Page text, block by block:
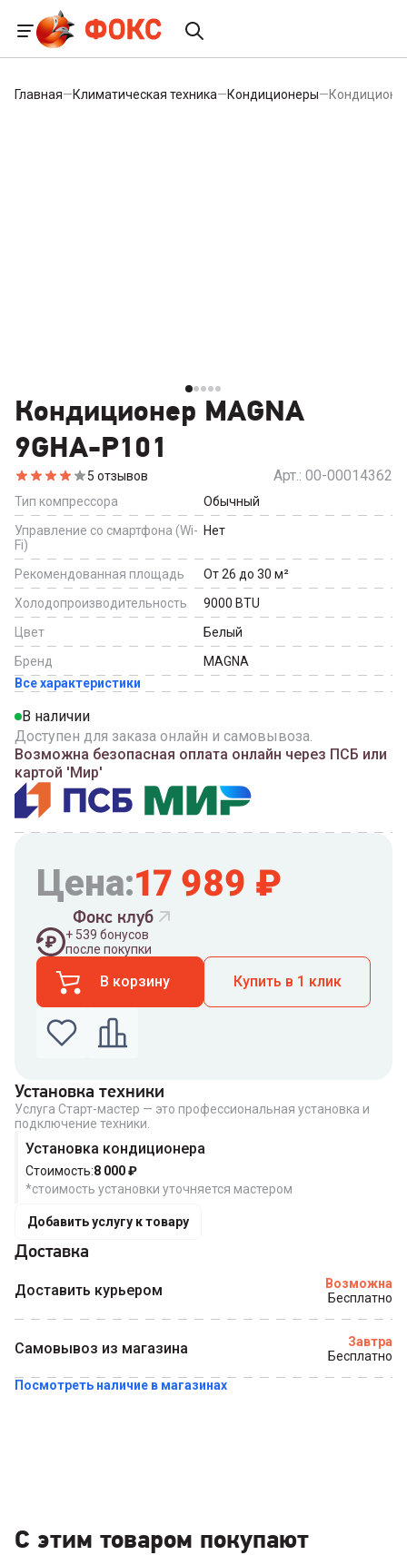
Главная—Климатическая техника—Кондиционеры—
Кондиционер MAGNA
9GHA-P101
5 отзывов Арт.: 00-00014362
Тип компрессора
Обычный
Управление со смартфона (Wi-
Fi)
Нет
Рекомендованная площадь От 26 до 30 м²
Холодопроизводительность
9000 BTU
Цвет
Белый
Бренд
MAGNA
Все характеристики
В наличии
Доступен для заказа онлайн и самовывоза.
Возможна безопасная оплата онлайн через ПСБ или
картой 'Мир'
Цена:17 989 ₽
Фокс клуб
+ 539 бонусов
после покупки
В корзину Купить в 1 клик
Введите номер телефона по которому можно
связаться с вами
Номер телефона
Установка техники
Услуга Старт-мастер — это профессиональная установка и
подключение техники.
Установка кондиционера
Стоимость:8 000₽
*стоимость установки уточняется мастером
Добавить услугу к товару
Доставка
Доставить курьером
Возможна
Бесплатно
Самовывоз из магазина
Завтра
Бесплатно
Посмотреть наличие в магазинах
С этим товаром покупают